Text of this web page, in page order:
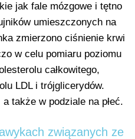
jak fale mózgowe i tętno
umieszczonych na
zmierzono ciśnienie krwi
w celu pomiaru poziomu
całkowitego,
LDL i trójglicerydów.
także w podziale na płeć.
związanych ze